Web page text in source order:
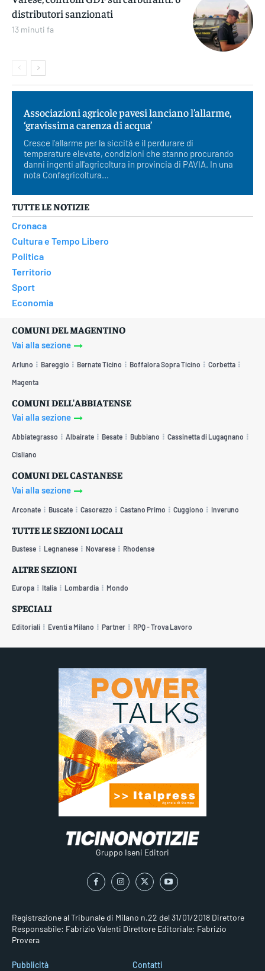
distributori sanzionati
13 minuti fa
Associazioni agricole pavesi lanciano l’allarme,
‘gravissima carenza di acqua’
Cresce l'allarme per la siccità e il perdurare di
temperature elevate, condizioni che stanno procurando
danni ingenti all'agricoltura in provincia di PAVIA. In una
nota Confagricoltura...
TUTTE LE NOTIZIE
Cronaca
Cultura e Tempo Libero
Politica
Territorio
Sport
Economia
COMUNI DEL MAGENTINO
Vai alla sezione
Arluno Bareggio Bernate Ticino Boffalora Sopra Ticino Corbetta
Magenta
COMUNI DELL'ABBIATENSE
Vai alla sezione
Abbiategrasso Albairate Besate Bubbiano Cassinetta di Lugagnano
Cisliano
COMUNI DEL CASTANESE
Vai alla sezione
Arconate Buscate Casorezzo Castano Primo Cuggiono Inveruno
TUTTE LE SEZIONI LOCALI
Bustese Legnanese Novarese Rhodense
ALTRE SEZIONI
Europa Italia Lombardia Mondo
SPECIALI
Editoriali Eventi a Milano Partner RPQ - Trova Lavoro
Gruppo Iseni Editori
Registrazione al Tribunale di Milano n.22 del 31/01/2018 Direttore
Responsabile: Fabrizio Valenti Direttore Editoriale: Fabrizio
Provera
Pubblicità Contatti